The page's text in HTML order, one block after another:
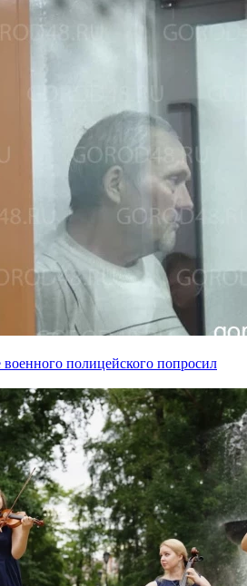
полицейского попросил